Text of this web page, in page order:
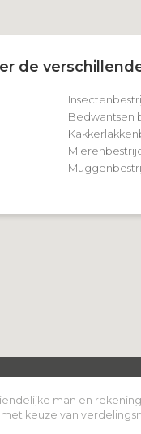
de
Bedwantsen
man en rekening
keuze van